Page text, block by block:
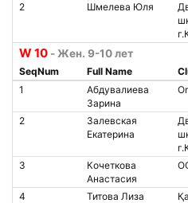
2 Шмелева Юля
W 10 - Жен. 9-10 лет
SeqNum Full Name
1
Абдувалиева
Зарина
2
Залевская
Екатерина
3
Кочеткова
Анастасия
4 Титова Лиза